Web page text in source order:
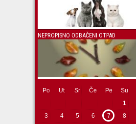
NEPROPISNO ODBAČENI OTPAD
Po Ut Sr Če Pe Su
1
3
4 5 6 7 8